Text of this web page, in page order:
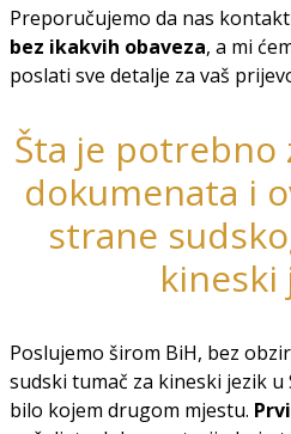
Preporučujemo da nas
bez ikakvih obaveza, a mi
poslati sve detalje za vaš
Šta je potrebno
dokumenata i
strane
kineski
Poslujemo širom BiH, bez
sudski tumač za kineski jezik
bilo kojem drugom mjestu.